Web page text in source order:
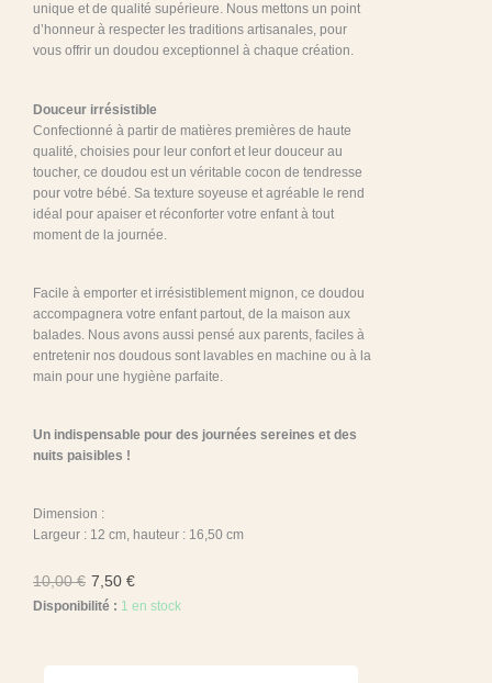
unique et de qualité supérieure. Nous mettons un point
d’honneur à respecter les traditions artisanales, pour
vous offrir un doudou exceptionnel à chaque création.
Douceur irrésistible
Confectionné à partir de matières premières de haute
qualité, choisies pour leur confort et leur douceur au
toucher, ce doudou est un véritable cocon de tendresse
pour votre bébé. Sa texture soyeuse et agréable le rend
idéal pour apaiser et réconforter votre enfant à tout
moment de la journée.
Facile à emporter et irrésistiblement mignon, ce doudou
accompagnera votre enfant partout, de la maison aux
balades. Nous avons aussi pensé aux parents, faciles à
entretenir nos doudous sont lavables en machine ou à la
main pour une hygiène parfaite.
Un indispensable pour des journées sereines et des
nuits paisibles !
Dimension :
Largeur : 12 cm, hauteur : 16,50 cm
10,00€ 7,50 €
Disponibilité : 1 en stock